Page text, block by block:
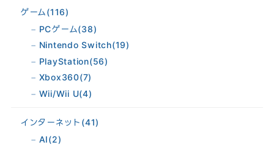
ゲーム(116)
PCゲーム(38)
Nintendo Switch(19)
PlayStation(56)
Xbox360(7)
Wii/Wii U(4)
インターネット (41)
AI(2)